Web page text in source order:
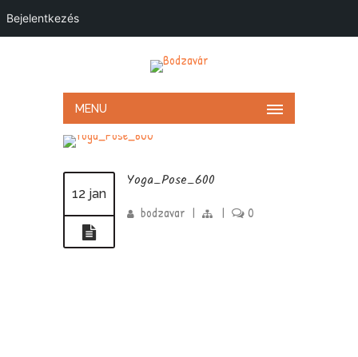
Bejelentkezés
MENU
12 jan
Yoga_Pose_600
bodzavar | | 0